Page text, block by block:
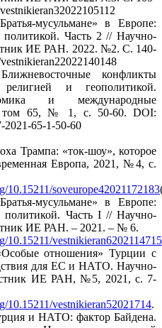
мусульмане» в Европе:
Часть 2 // Научно-
ИЕ РАН. 2022. №2. С. 140-
конфликты
и геополитикой.
и международные
том 65, № 1, с. 50-60. DOI:
2021-65-1-50-60
Трампа: «ток-шоу», которое
Европа, 2021, №4, с.
10.15211/soveurope42021172183
мусульмане» в Европе:
Часть I // Научно-
ИЕ РАН. – 2021. – № 6.
10.15211/
отношения» Турции с
для ЕС и НАТО. Научно-
ИЕ РАН, №5, 2021, с. 7-
10.15211/vestnikieran52021714.
и НАТО: фактор Байдена.